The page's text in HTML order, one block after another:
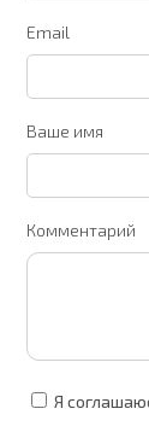
Email
Ваше имя
Комментарий
Я